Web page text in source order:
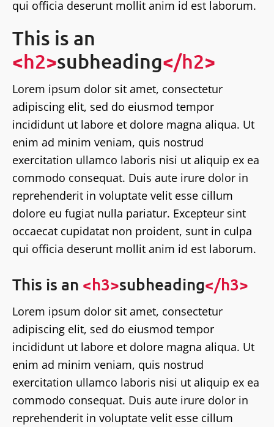
qui officia deserunt mollit anim id est laborum.
This is an
<h2>subheading</h2>
Lorem ipsum dolor sit amet, consectetur
adipiscing elit, sed do eiusmod tempor
incididunt ut labore et dolore magna aliqua. Ut
enim ad minim veniam, quis nostrud
exercitation ullamco laboris nisi ut aliquip ex ea
commodo consequat. Duis aute irure dolor in
reprehenderit in voluptate velit esse cillum
dolore eu fugiat nulla pariatur. Excepteur sint
occaecat cupidatat non proident, sunt in culpa
qui officia deserunt mollit anim id est laborum.
This is an <h3>subheading</h3>
Lorem ipsum dolor sit amet, consectetur
adipiscing elit, sed do eiusmod tempor
incididunt ut labore et dolore magna aliqua. Ut
enim ad minim veniam, quis nostrud
exercitation ullamco laboris nisi ut aliquip ex ea
commodo consequat. Duis aute irure dolor in
reprehenderit in voluptate velit esse cillum